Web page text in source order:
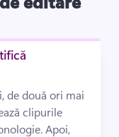
de două ori mai
clipurile
Apoi,